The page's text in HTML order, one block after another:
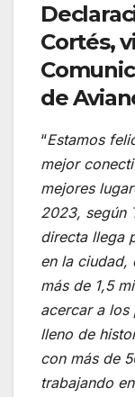
Cortés,
de
“Estamos
mejor
mejores
2023, según
directa llega
en la ciudad,
más de 1,5
acercar a los
lleno de
con más de
trabajando